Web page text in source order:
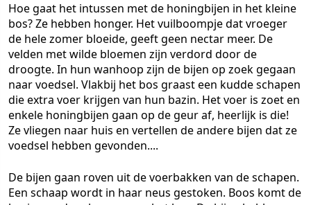
Hoe gaat het intussen met de honingbijen in het kleine
bos? Ze hebben honger. Het vuilboompje dat vroeger
de hele zomer bloeide, geeft geen nectar meer. De
velden met wilde bloemen zijn verdord door de
droogte. In hun wanhoop zijn de bijen op zoek gegaan
naar voedsel. Vlakbij het bos graast een kudde schapen
die extra voer krijgen van hun bazin. Het voer is zoet en
enkele honingbijen gaan op de geur af, heerlijk is die!
Ze vliegen naar huis en vertellen de andere bijen dat ze
voedsel hebben gevonden....
De bijen gaan roven uit de voerbakken van de schapen.
Een schaap wordt in haar neus gestoken. Boos komt de